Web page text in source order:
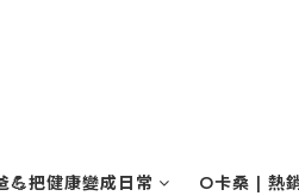
💪把健康變成日常 O卡桑 | 熱